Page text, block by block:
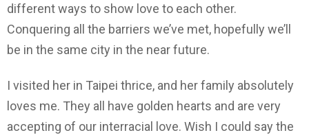
different ways to show love to each other.
Conquering all the barriers we’ve met, hopefully we’ll
be in the same city in the near future.
I visited her in Taipei thrice, and her family absolutely
loves me. They all have golden hearts and are very
accepting of our interracial love. Wish I could say the